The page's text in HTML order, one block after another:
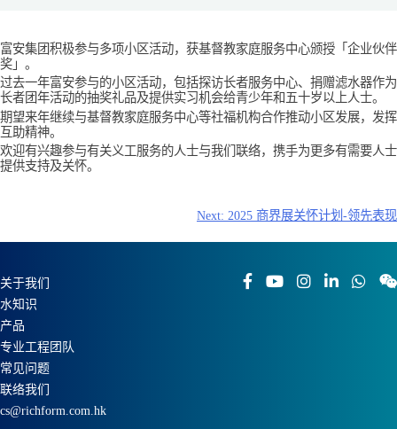
富安集团积极参与多项小区活动，获基督教家庭服务中心颁授「企业伙伴
奖」。
过去一年富安参与的小区活动，包括探访长者服务中心、捐赠滤水器作为
长者团年活动的抽奖礼品及提供实习机会给青少年和五十岁以上人士。
期望来年继续与基督教家庭服务中心等社福机构合作推动小区发展，发挥
互助精神。
欢迎有兴趣参与有关义工服务的人士与我们联络，携手为更多有需要人士
提供支持及关怀。
章
航
Next: 2025 商界展关怀计划-领先表现
关于我们
水知识
产品
专业工程团队
常见问题
联络我们
cs@richform.com.hk